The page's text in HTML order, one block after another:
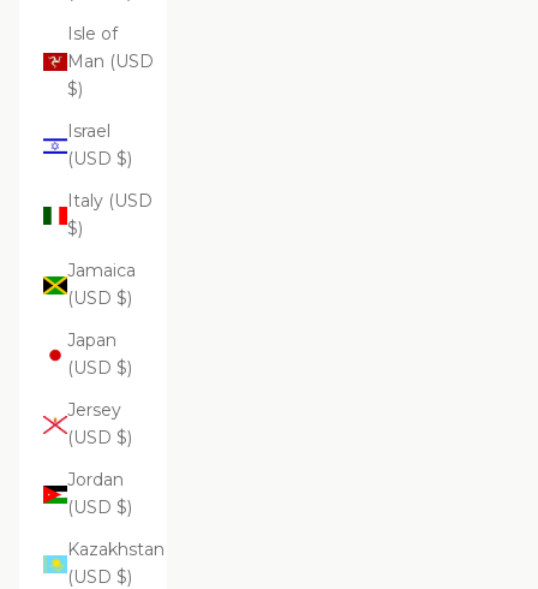
Isle of
Man (USD
$)
Israel
(USD $)
Italy (USD
$)
Jamaica
(USD $)
Japan
(USD $)
Jersey
(USD $)
Jordan
(USD $)
Kazakhstan
(USD $)